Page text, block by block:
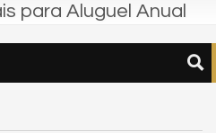
para Aluguel Anual